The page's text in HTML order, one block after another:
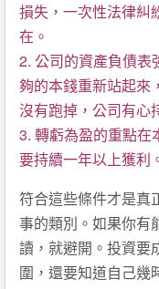
損失，一次性法律糾
在。
2. 公司的資產負債表
夠的本錢重新站起來
沒有跑掉，公司有心
3. 轉虧為盈的重點在
要持續一年以上獲利
符合這些條件才是真
事的類別。如果你有
讀，就避開。投資要
圍，還要知道自己幾